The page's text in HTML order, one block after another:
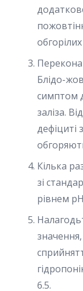
Блідо-
симптом
заліза.
дефіциті
Кілька
зі
рівнем
6.5.